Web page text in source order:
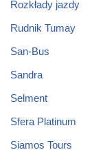
Rozkłady jazdy
Rudnik Tumay
San-Bus
Sandra
Selment
Sfera Platinum
Siamos Tours